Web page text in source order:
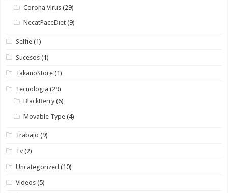
Corona Virus (29)
NecatPaceDiet (9)
Selfie (1)
Sucesos (1)
TakanoStore (1)
Tecnologia (29)
BlackBerry (6)
Movable Type (4)
Trabajo (9)
Tv (2)
Uncategorized (10)
Videos (5)